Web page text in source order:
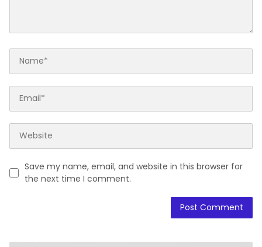
Save my name, email, and website in this browser for
the next time I comment.